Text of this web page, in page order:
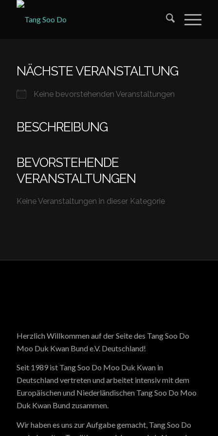
NÄCHSTE VERANSTALTUNG
Keine bevorstehenden Veranstaltungen
BESCHREIBUNG
BEVORSTEHENDE
VERANSTALTUNGEN
Keine Veranstaltungen in dieser Kategorie
Herzlich Willkommen auf der Seite des Tang Soo Do
Moo Duk Kwan Bund e.V. Deutschland!
Seit 1989 ist Tang Soo Do Moo Duk Kwan in
Deutschland vertreten und arbeitet intensiv mit dem
Europäischen und Niederländischen Tang Soo Do Moo
Duk Kwan Bund zusammen.
Wir haben es uns zur Aufgabe gemacht, Tang Soo Do